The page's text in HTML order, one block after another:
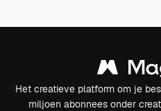
Het creatieve platform om je
miljoen abonnees onder